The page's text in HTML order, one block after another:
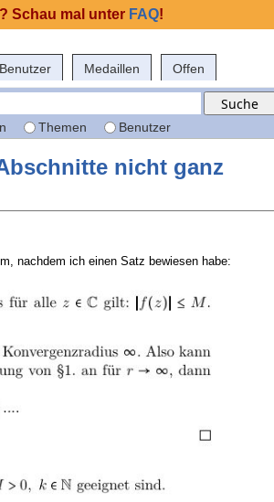
Benutzer Medaillen Offen
Themen Benutzer
nicht ganz
nachdem ich einen Satz bewiesen habe:
Schau mal unter FAQ!